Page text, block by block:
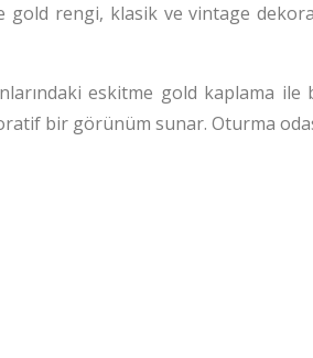
gold rengi, klasik ve vintage
eskitme gold kaplama ile
bir görünüm sunar. Oturma